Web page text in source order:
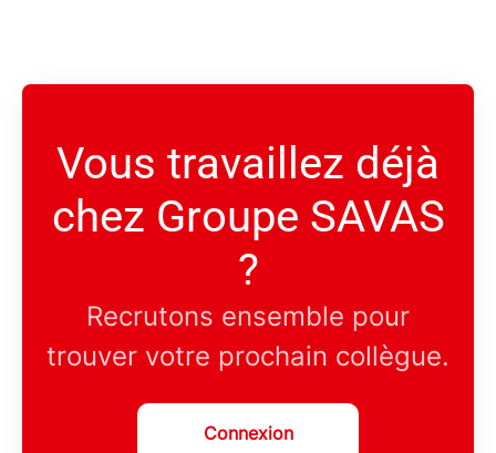
Vous travaillez déjà
chez Groupe SAVAS
?
Recrutons ensemble pour
trouver votre prochain collègue.
Connexion